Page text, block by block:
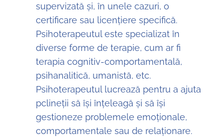
supervizată și, în unele cazuri, o
certificare sau licențiere specifică.
Psihoterapeutul este specializat în
diverse forme de terapie, cum ar fi
terapia cognitiv-comportamentală,
psihanalitică, umanistă, etc.
Psihoterapeutul lucrează pentru a ajuta
pclineții să își înțeleagă și să își
gestioneze problemele emoționale,
comportamentale sau de relaționare.